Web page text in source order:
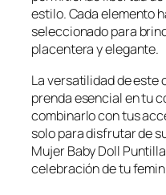
g
i
n
a
l
e
r
a
u
a
e
s
:
$
4
estilo. Cada elemento
seleccionado para
placentera y elegante.
La versatilidad de este
prenda esencial en tu
combinarlo con tus
solo para disfrutar de
Mujer Baby Doll
celebración de tu